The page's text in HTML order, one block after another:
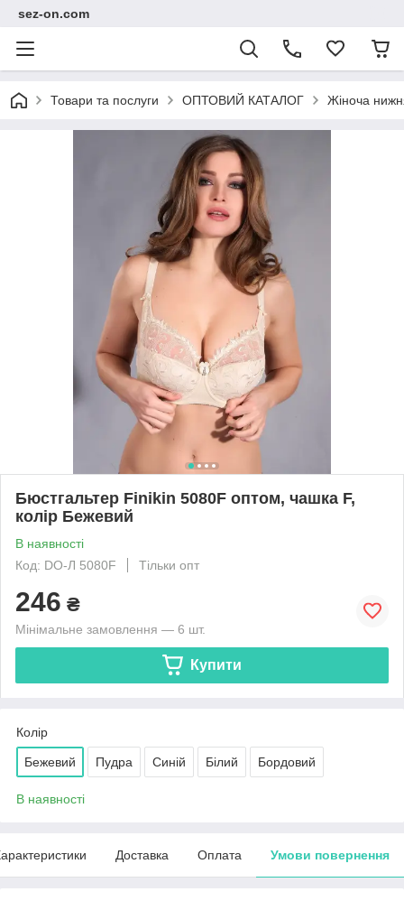
sez-on.com
Товари та послуги ОПТОВИЙ КАТАЛОГ Жіноча
Бюстгальтер Finikin 5080F оптом, чашка F,
колір Бежевий
В наявності
Код: DO-Л 5080F
Тільки опт
246 ₴
Мінімальне замовлення — 6 шт.
Купити
Колір
Бежевий Пудра Синій Білий Бордовий
В наявності
Доставка Оплата Умови повернення